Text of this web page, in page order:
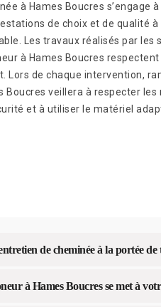
à Hames Boucres s’engage
de choix et de qualité
Les travaux réalisés par les
à Hames Boucres respectent
Lors de chaque intervention,
Boucres veillera à respecter les
et à utiliser le matériel
de cheminée à la portée de
à Hames Boucres se met à